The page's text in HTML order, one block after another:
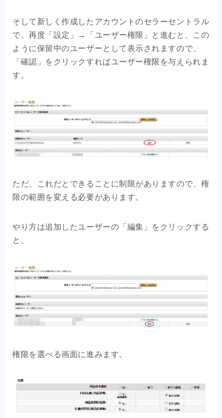
そして新しく作成したアカウントのセラーセントラル
で、再度「設定」→「ユーザー権限」と進むと、この
ように保留中のユーザーとして表示されますので、
「確認」をクリックすればユーザー権限を与えられま
す。
ただ、これだとできることに制限がありますので、権
限の範囲を変える必要があります。
やり方は追加したユーザーの「編集」をクリックする
と、
権限を選べる画面に進みます。